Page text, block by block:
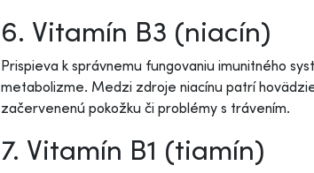
6. Vitamín B3 (niacín)
Prispieva k správnemu fungovaniu imunitného
metabolizme. Medzi zdroje niacínu patrí
začervenenú pokožku či problémy s trávením.
7. Vitamín B1 (tiamín)